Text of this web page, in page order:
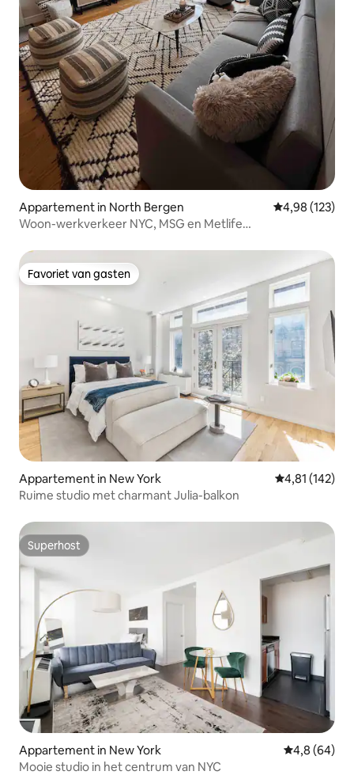
Appartement in North Bergen Gemiddelde
4,98 (123)
Woon-werkverkeer NYC, MSG en Metlife
Favoriet van gasten
Favoriet van gasten
Appartement in New York Gemiddelde
4,81 (142)
Ruime studio met charmant Julia-balkon
Superhost
Superhost
Appartement in New York Gemiddelde
4,8 (64)
Mooie studio in het centrum van NYC